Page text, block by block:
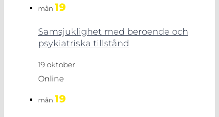
mån 19
Samsjuklighet med beroende och
psykiatriska tillstånd
19 oktober
Online
mån 19